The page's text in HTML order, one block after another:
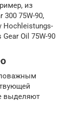
из
75W-90,
Hochleistungs-
Oil 75W-90
выделяют